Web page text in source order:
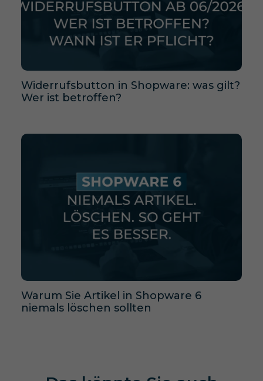
Widerrufsbutton in Shopware: was gilt?
Wer ist betroffen?
Warum Sie Artikel in Shopware 6
niemals löschen sollten